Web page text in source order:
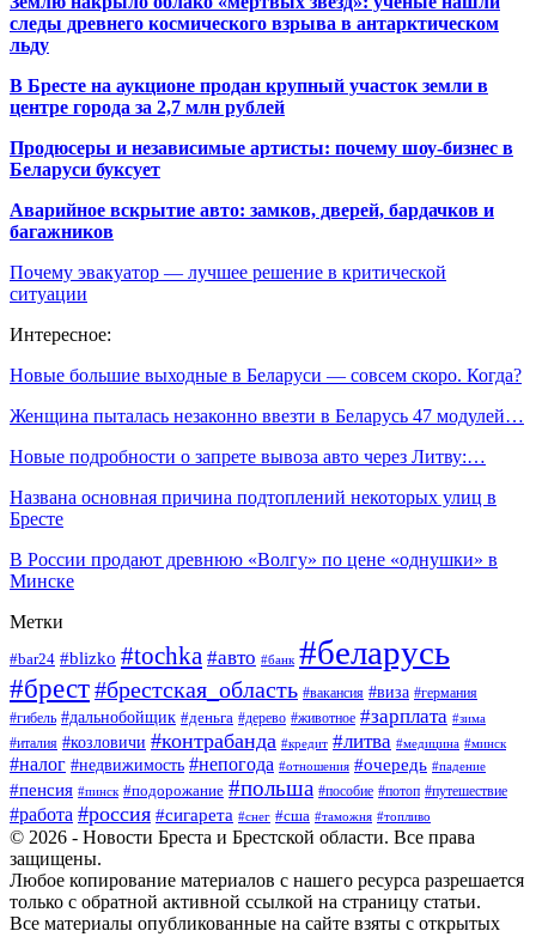
следы древнего космического взрыва в антарктическом
льду
В Бресте на аукционе продан крупный участок земли в
центре города за 2,7 млн рублей
Продюсеры и независимые артисты: почему шоу-бизнес в
Беларуси буксует
Аварийное вскрытие авто: замков, дверей, бардачков и
багажников
Почему эвакуатор — лучшее решение в критической
ситуации
Интересное:
Новые большие выходные в Беларуси — совсем скоро. Когда?
Женщина пыталась незаконно ввезти в Беларусь 47 модулей…
Новые подробности о запрете вывоза авто через Литву:…
Названа основная причина подтоплений некоторых улиц в
Бресте
В России продают древнюю «Волгу» по цене «однушки» в
Минске
Метки
#bar24 #blizko #tochka #авто #банк #беларусь
#брест#брестская_область #вакансия #виза #германия
#гибель #дальнобойщик #деньга #дерево #животное #зарплата #зима
#италия #козловичи #контрабанда #кредит #литва #медицина #минск
#налог #недвижимость #непогода #отношения #очередь #падение
#пенсия #пинск #подорожание #польша #пособие #потоп #путешествие
#работа #россия #сигарета #снег #сша #таможня #топливо
© 2026 - Новости Бреста и Брестской области. Все права
защищены.
Любое копирование материалов с нашего ресурса разрешается
только с обратной активной ссылкой на страницу статьи.
Все материалы опубликованные на сайте взяты с открытых